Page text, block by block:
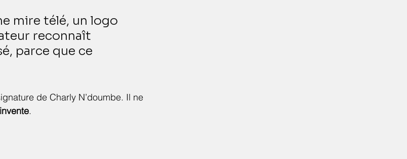
mire télé, un logo
reconnaît
parce que ce
de Charly N’doumbe. Il ne
.